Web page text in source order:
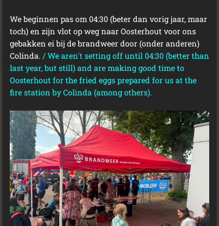
We beginnen pas om 04:30 (beter dan vorig jaar, maar
toch) en zijn vlot op weg naar Oosterhout voor ons
gebakken ei bij de brandweer door (onder anderen)
Colinda. /We aren't setting off until 04:30 (better than
last year, but still) and are making good time to
Oosterhout for the fried eggs prepared for us at the
fire station by Colinda (among others).